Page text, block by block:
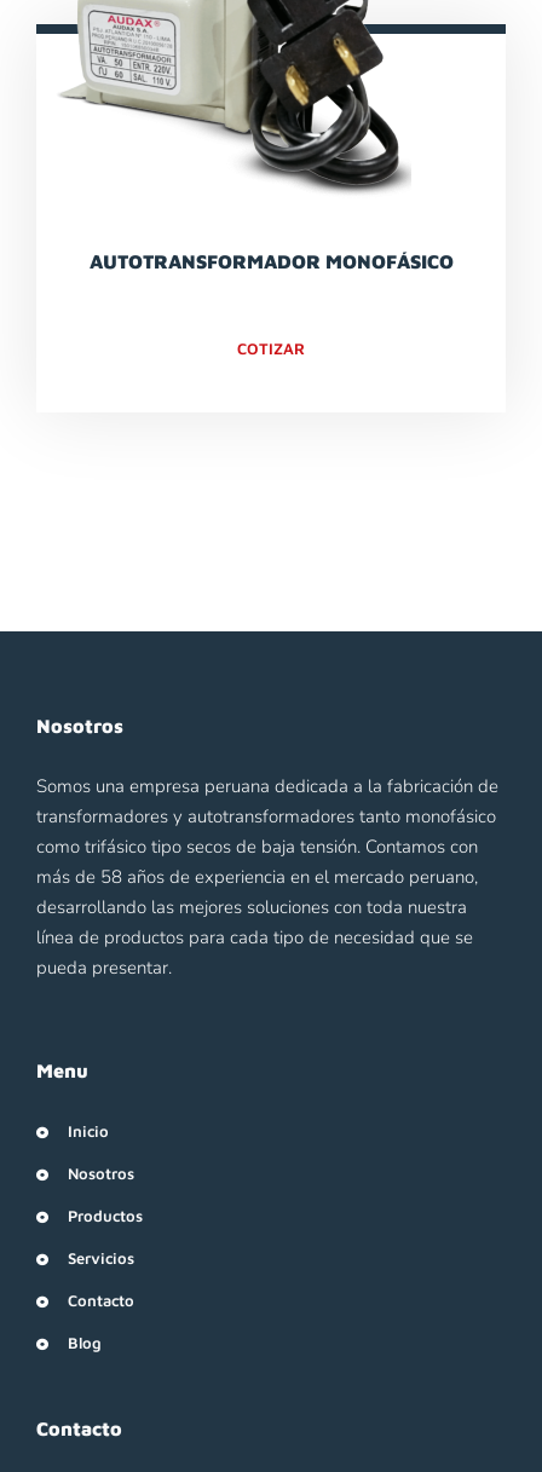
AUTOTRANSFORMADOR MONOFÁSICO
COTIZAR
Nosotros
Somos una empresa peruana dedicada a la fabricación de
transformadores y autotransformadores tanto monofásico
como trifásico tipo secos de baja tensión. Contamos con
más de 58 años de experiencia en el mercado peruano,
desarrollando las mejores soluciones con toda nuestra
línea de productos para cada tipo de necesidad que se
pueda presentar.
Menu
Inicio
Nosotros
Productos
Servicios
Contacto
Blog
Contacto